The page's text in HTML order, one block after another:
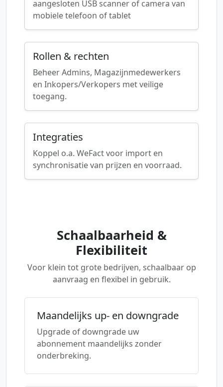
aangesloten USB scanner of camera van
mobiele telefoon of tablet
Rollen & rechten
Beheer Admins, Magazijnmedewerkers
en Inkopers/Verkopers met veilige
toegang.
Integraties
Koppel o.a. WeFact voor import en
synchronisatie van prijzen en voorraad.
Schaalbaarheid &
Flexibiliteit
Voor klein tot grote bedrijven, schaalbaar op
aanvraag en flexibel in gebruik.
Maandelijks up- en downgrade
Upgrade of downgrade uw
abonnement maandelijks zonder
onderbreking.